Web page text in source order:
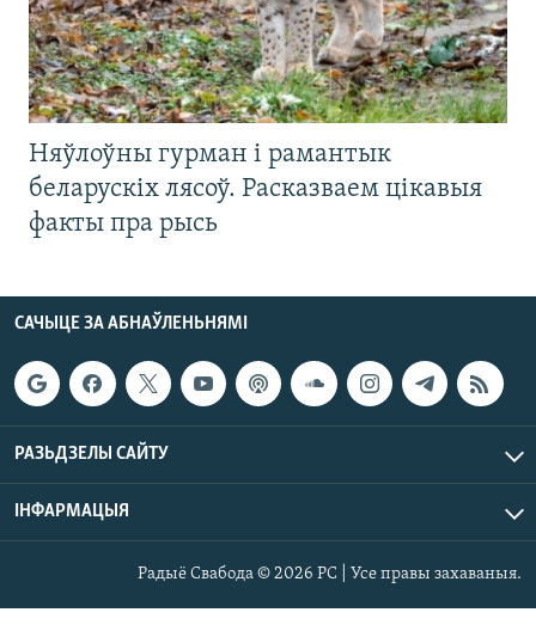
Няўлоўны гурман і рамантык
беларускіх лясоў. Расказваем цікавыя
факты пра рысь
САЧЫЦЕ ЗА АБНАЎЛЕНЬНЯМІ
РАЗЬДЗЕЛЫ САЙТУ
ІНФАРМАЦЫЯ
Радыё Свабода © 2026 РС | Усе правы захаваныя.